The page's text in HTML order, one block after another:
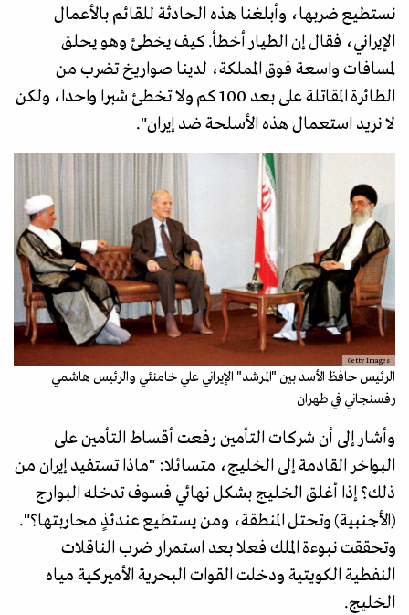
نستطيع ضربها، وأبلغنا هذه الحادثة للقائم بالأعمال
الإيراني، فقال إن الطيار أخطأ. كيف يخطئ وهو يحلق
لمسافات واسعة فوق المملكة، لدينا صواريخ تضرب من
الطائرة المقاتلة على بعد 100 كم ولا تخطئ شبرا واحدا، ولكن
لا نريد استعمال هذه الأسلحة ضد إيران".
Getty Images
الرئيس حافظ الأسد بين "المرشد" الإيراني علي خامنئي والرئيس هاشمي
رفسنجاني في طهران
وأشار إلى أن شركات التأمين رفعت أقساط التأمين على
البواخر القادمة إلى الخليج، متسائلا: "ماذا تستفيد إيران من
ذلك؟ إذا أغلق الخليج بشكل نهائي فسوف تدخله البوارج
(الأجنبية) وتحتل المنطقة، ومن يستطيع عندئذٍ محاربتها؟".
وتحققت نبوءة الملك فعلا بعد استمرار ضرب الناقلات
النفطية الكويتية ودخلت القوات البحرية الأميركية مياه
الخليج.